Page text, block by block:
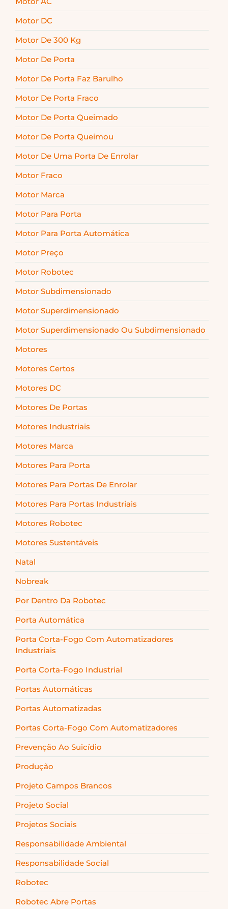
Motor DC
Motor De 300 Kg
Motor De Porta
Motor De Porta Faz Barulho
Motor De Porta Fraco
Motor De Porta Queimado
Motor De Porta Queimou
Motor De Uma Porta De Enrolar
Motor Fraco
Motor Marca
Motor Para Porta
Motor Para Porta Automática
Motor Preço
Motor Robotec
Motor Subdimensionado
Motor Superdimensionado
Motor Superdimensionado Ou Subdimensionado
Motores
Motores Certos
Motores DC
Motores De Portas
Motores Industriais
Motores Marca
Motores Para Porta
Motores Para Portas De Enrolar
Motores Para Portas Industriais
Motores Robotec
Motores Sustentáveis
Natal
Nobreak
Por Dentro Da Robotec
Porta Automática
Porta Corta-Fogo Com Automatizadores
Industriais
Porta Corta-Fogo Industrial
Portas Automáticas
Portas Automatizadas
Portas Corta-Fogo Com Automatizadores
Prevenção Ao Suicídio
Produção
Projeto Campos Brancos
Projeto Social
Projetos Sociais
Responsabilidade Ambiental
Responsabilidade Social
Robotec
Robotec Abre Portas